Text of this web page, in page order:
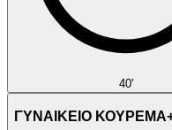
40'
ΓΥΝΑΙΚΕΙΟ